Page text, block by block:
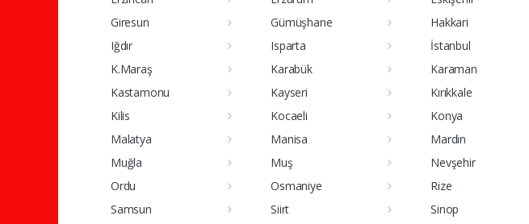
Giresun
Gümüşhane Hakkari
Iğdır
Isparta İstanbul
K.Maraş
Karabük Karaman
Kastamonu
Kayseri Kırıkkale
Kilis
Kocaeli Konya
Malatya
Manisa Mardin
Muğla
Muş Nevşehir
Ordu
Osmaniye Rize
Samsun
Siirt Sinop